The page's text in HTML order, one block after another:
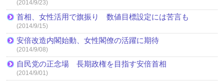
(2014/9/23)
首相、女性活用で旗振り 数値目標設定には苦言も
(2014/9/15)
安倍改造内閣始動、女性閣僚の活躍に期待
(2014/9/08)
自民党の正念場 長期政権を目指す安倍首相
(2014/9/01)